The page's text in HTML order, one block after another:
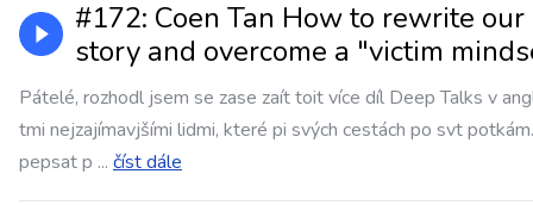
#172: Coen Tan How to rewrite
story and overcome a "victim
Pátelé, rozhodl jsem se zase zaít toit více díl Deep Talks v
tmi nejzajímavjšími lidmi, které pi svých cestách po svt
pepsat p ... číst dále